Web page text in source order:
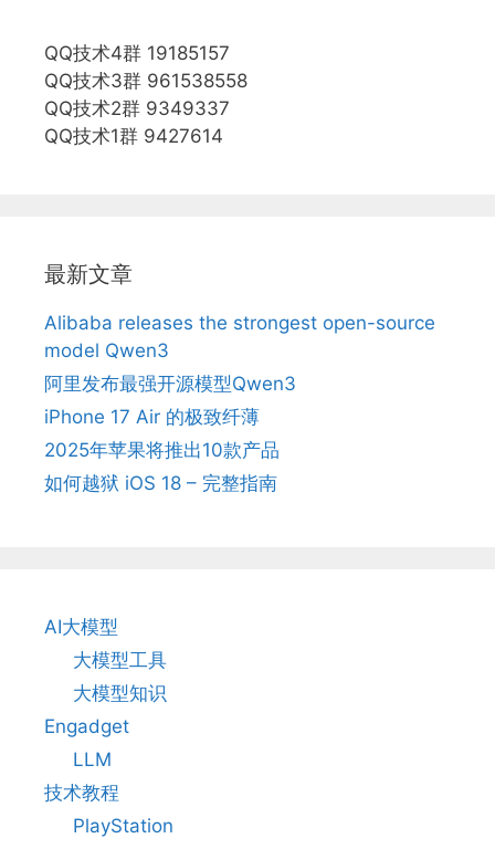
QQ技术4群 19185157
QQ技术3群 961538558
QQ技术2群 9349337
QQ技术1群 9427614
最新文章
Alibaba releases the strongest open-source
model Qwen3
阿里发布最强开源模型Qwen3
iPhone 17 Air 的极致纤薄
2025年苹果将推出10款产品
如何越狱 iOS 18 – 完整指南
AI大模型
大模型工具
大模型知识
Engadget
LLM
技术教程
PlayStation